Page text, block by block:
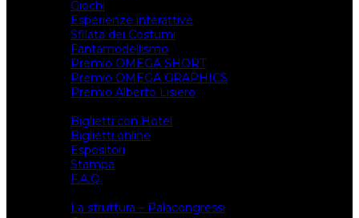
Giochi
Esperienze interattive
Sfilata dei Costumi
Fantamodellismo
Premio OMEGA SHORT
Premio OMEGA GRAPHICS
Premio Alberto Lisiero
Biglietti con Hotel
Biglietti online
Espositori
Stampa
F.A.Q.
La struttura – Palacongressi